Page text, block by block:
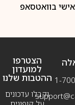
בוואטסאפ
1-
הצטרפו
למועדון
ההטבות שלנו
וקבלו עדכונים